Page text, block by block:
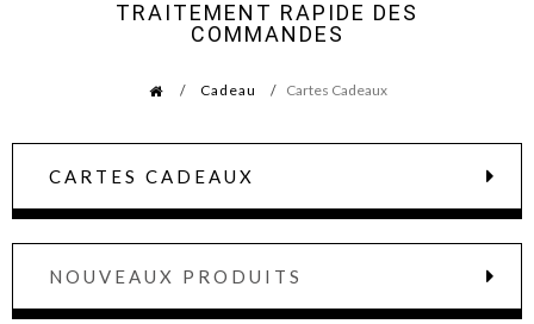
TRAITEMENT RAPIDE DES
COMMANDES
Cadeau Cartes Cadeaux
CARTES CADEAUX
NOUVEAUX PRODUITS